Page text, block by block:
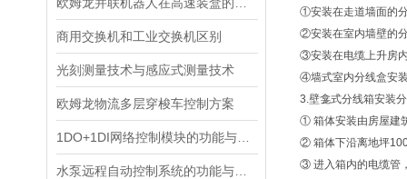
商用交换机和工业交换机区别
光刻测量技术与感应式测量技术
欧姆龙物流多层穿梭车控制方案
①安装在走道墙面的
②安装在室内墙壁的
③安装在电缆上升房
④墙式室内分线盒安
3.壁龛式分线箱安装
① 箱体安装由房屋建
② 箱体下沿离地坪
③ 进入箱内的电缆管